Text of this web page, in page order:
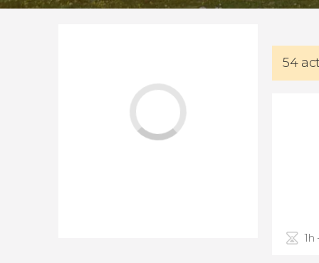
54
1h